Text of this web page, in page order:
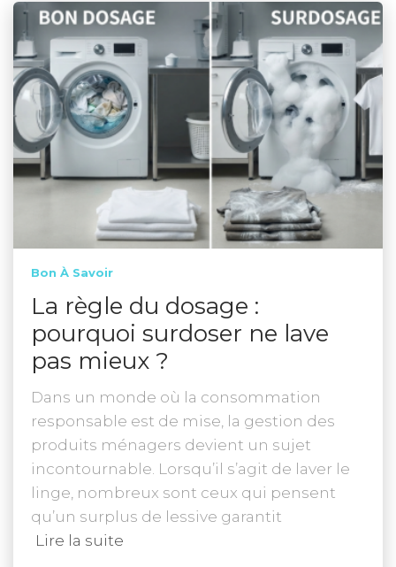
Bon À Savoir
La règle du dosage :
pourquoi surdoser ne lave
pas mieux ?
Dans un monde où la consommation
responsable est de mise, la gestion des
produits ménagers devient un sujet
incontournable. Lorsqu’il s’agit de laver le
linge, nombreux sont ceux qui pensent
qu’un surplus de lessive garantit
Lire la suite